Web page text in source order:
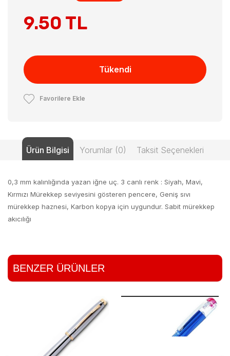
9.50 TL
Tükendi
Favorilere Ekle
Ürün Bilgisi Yorumlar (0) Taksit Seçenekleri
0,3 mm kalınlığında yazan iğne uç. 3 canlı renk : Siyah, Mavi,
Kırmızı Mürekkep seviyesini gösteren pencere, Geniş sıvı
mürekkep haznesi, Karbon kopya için uygundur. Sabit mürekkep
akıcılığı
BENZER ÜRÜNLER